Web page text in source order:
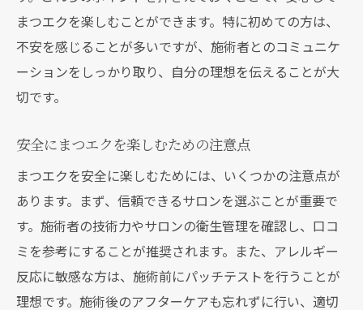
実際の施術例から見るサロンの実力
評判の良いサロンを見つけるためのSNS活
介
まつエクトレーニングの成果を最大化するため
の群馬県での実践的なアプローチ
日々の練習によるスキルアップの方法
トレーニング後に実践することで得られる
効果
現場での経験を活かして技術を磨くコツ
まつエクを楽しむことができます。特に初めての方は、
不安を感じることが多いですが、施術者とのコミュニケ
ーションをしっかり取り、自分の理想を伝えることが大
切です。
安全にまつエクを楽しむための注意点
まつエクを安全に楽しむためには、いくつかの注意点が
あります。まず、信頼できるサロンを選ぶことが重要で
す。施術者の技術力やサロンの衛生管理を確認し、口コ
ミを参考にすることが推奨されます。また、アレルギー
反応に敏感な方は、施術前にパッチテストを行うことが
理想です。施術後のアフターケアも忘れずに行い、適切